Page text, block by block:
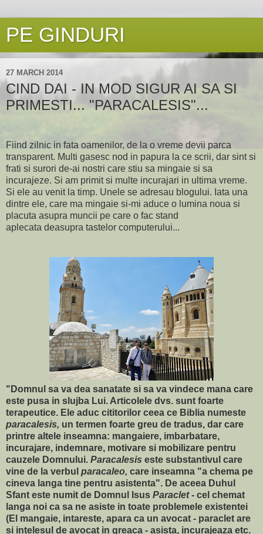
PE GINDURI
27 MARCH 2014
CIND DAI - IN MOD SIGUR AI SA SI
PRIMESTI... "PARACALESIS"...
Fiind zilnic in fata oamenilor, de la o vreme devii parca
transparent. Multi gasesc nod in papura la ce scrii, dar sint si
frati si surori de-ai nostri care stiu sa mingaie si sa
incurajeze. Si am primit si multe incurajari in ultima vreme.
Si ele au venit la timp. Unele se adresau blogului. Iata una
dintre ele, care ma mingaie si-mi aduce o lumina noua si
placuta asupra muncii pe care o fac stand
aplecata deasupra tastelor computerului...
"Domnul sa va dea sanatate si sa va vindece mana care
este pusa in slujba Lui. Articolele dvs. sunt foarte
terapeutice. Ele aduc cititorilor ceea ce Biblia numeste
paracalesis, un termen foarte greu de tradus, dar care
printre altele inseamna: mangaiere, imbarbatare,
incurajare, indemnare, motivare si mobilizare pentru
cauzele Domnului. Paracalesis este substantivul care
vine de la verbul paracaleo, care inseamna "a chema pe
cineva langa tine pentru asistenta". De aceea Duhul
Sfant este numit de Domnul Isus Paraclet- cel chemat
langa noi ca sa ne asiste in toate problemele existentei
(El mangaie, intareste, apara ca un avocat - paraclet are
si intelesul de avocat in greaca - asista, incurajeaza etc.